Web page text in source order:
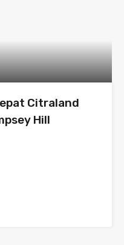
Citraland
Hill